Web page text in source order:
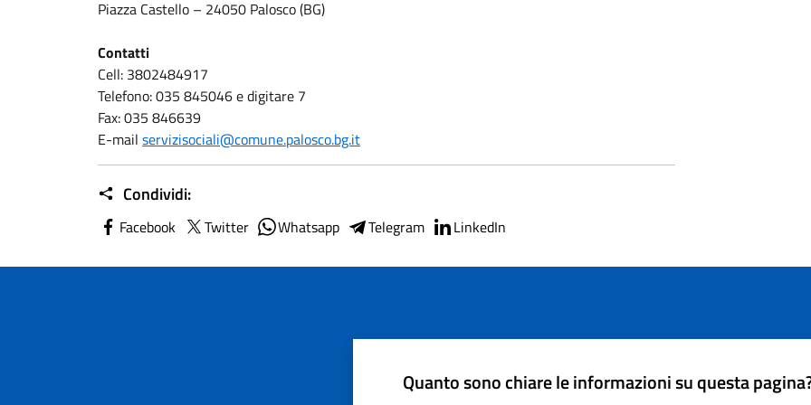
Piazza Castello – 24050 Palosco (BG)
Contatti
Cell: 3802484917
Telefono: 035 845046 e digitare 7
Fax: 035 846639
E-mail servizisociali@comune.palosco.bg.it
Condividi:
Facebook Twitter Whatsapp Telegram LinkedIn
Quanto sono chiare le informazioni su questa